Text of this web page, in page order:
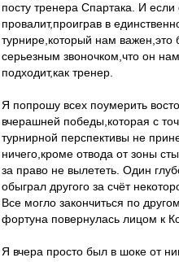
посту тренера Спартака. И если
провалит,проиграв в
турнире,который нам важен,это
серьезным звоночком,что он
подходит,как тренер.
Я попрошу всех поумерить
вчерашней победы,которая с
турнирной перспективы не
ничего,кроме отвода от зоны
за право не вылететь. Один
обыграл другого за счёт
Все могло закончиться по
фортуна повернулась лицом к
Я вчера просто был в шоке от